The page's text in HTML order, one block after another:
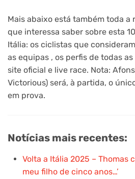
Mais abaixo está também toda
que interessa saber sobre esta
Itália: os ciclistas que
as equipas , os perfis de todas
site oficial e live race. Nota:
Victorious) será, à partida, o
em prova.
Notícias mais recentes:
Volta a Itália 2025 – Thomas
meu filho de cinco anos…’